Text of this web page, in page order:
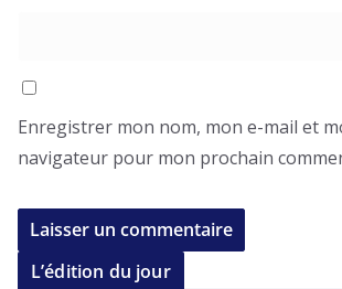
Enregistrer mon nom, mon e-mail et
navigateur pour mon prochain
L’édition du jour